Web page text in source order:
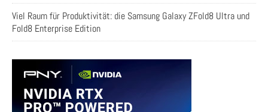
Viel Raum für Produktivität: die Samsung Galaxy ZFold8 Ultra und
Fold8 Enterprise Edition